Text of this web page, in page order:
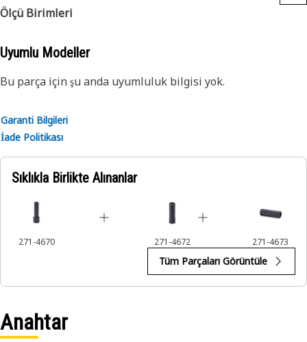
• 3/8" drive for compatibility with different impact tools.
conditions.
slippage and damage to fasteners.
fasteners.
• Black oxide finish offers increased resistance to rust and
Applications:
An Impact Socket is utilized in the assembly areas of the
equipment, for servicing where high torque and accurate fit
Ölçü Birimleri
Uyumlu Modeller
Bu parça için şu anda uyumluluk bilgisi yok.
Garanti Bilgileri
İade Politikası
Sıklıkla Birlikte Alınanlar
271-4670 271-4672 271-4673
Tüm Parçaları Görüntüle
Anahtar